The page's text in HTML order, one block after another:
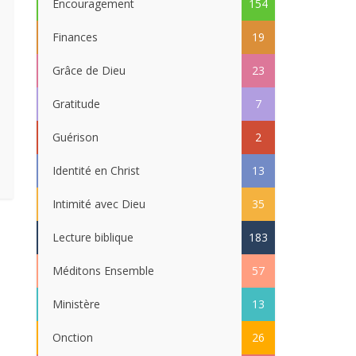
Encouragement 154
Finances 19
Grâce de Dieu 23
Gratitude 7
Guérison 2
Identité en Christ 13
Intimité avec Dieu 35
Lecture biblique 183
Méditons Ensemble 57
Ministère 13
Onction 26